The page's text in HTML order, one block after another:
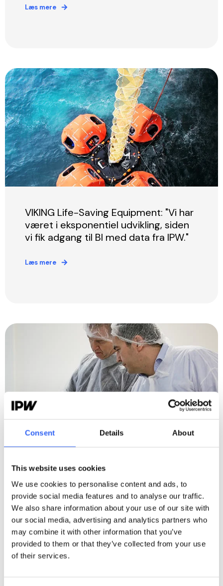
Consent Details About
This website uses cookies
We use cookies to personalise content and ads, to
provide social media features and to analyse our traffic.
We also share information about your use of our site with
our social media, advertising and analytics partners who
may combine it with other information that you’ve
provided to them or that they’ve collected from your use
of their services.
Læs mere
VIKING Life-Saving Equipment: "Vi har
været i eksponentiel udvikling, siden
vi fik adgang til BI med data fra IPW."
Læs mere
Fipros: ”Det er dejligt selv at kunne
opbygge præcis det, vi har behov for i
IPW.”
Læs mere